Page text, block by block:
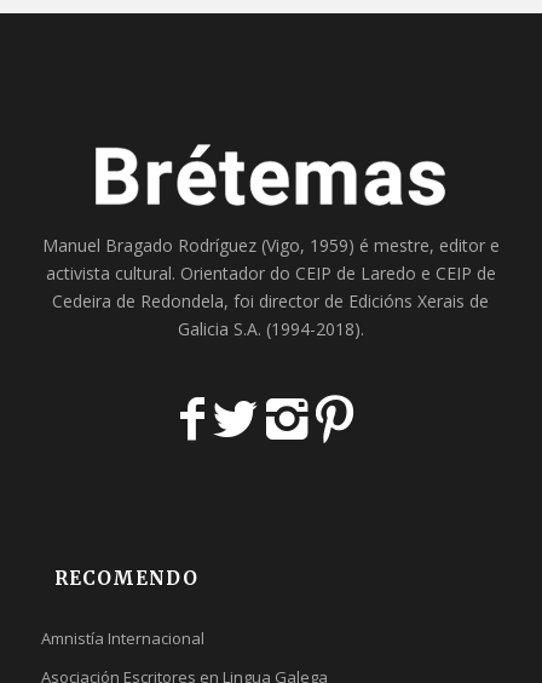
Manuel Bragado Rodríguez (Vigo, 1959) é mestre, editor e
activista cultural. Orientador do CEIP de Laredo e CEIP de
Cedeira de Redondela, foi director de Edicións Xerais de
Galicia S.A. (1994-2018).
RECOMENDO
Amnistía Internacional
Asociación Escritores en Lingua Galega